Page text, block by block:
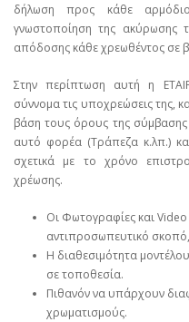
δήλωση προς κάθε
γνωστοποίηση της ακύρωσης
απόδοσης κάθε χρεωθέντος σε
Στην περίπτωση αυτή η
σύννομα τις υποχρεώσεις της,
βάση τους όρους της σύμβασης
αυτό φορέα (Τράπεζα κ.λπ.)
σχετικά με το χρόνο
χρέωσης.
Οι Φωτογραφίες και Video
αντιπροσωπευτικό
Η διαθεσιμότητα
σε τοποθεσία.
Πιθανόν να υπάρχουν
χρωματισμούς.